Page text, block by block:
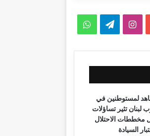
ا
س
ت
ق
ر
ل
ق
ر
ا
و
لمستوطنين في
لبنان تثير تساؤلات
مخططات الاحتلال
السيادة